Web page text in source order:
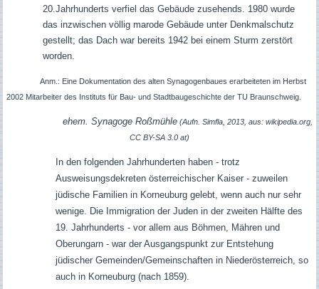
20.Jahrhunderts verfiel das Gebäude zusehends. 1980 wurde
das inzwischen völlig marode Gebäude unter Denkmalschutz
gestellt; das Dach war bereits 1942 bei einem Sturm zerstört
worden.
Anm.: Eine Dokumentation des alten Synagogenbaues erarbeiteten im Herbst
2002 Mitarbeiter des Instituts für Bau- und Stadtbaugeschichte der TU Braunschweig.
ehem. Synagoge Roßmühle(Aufn. Simfla, 2013, aus: wikipedia.org,
CC BY-SA 3.0 at)
In den folgenden Jahrhunderten haben - trotz
Ausweisungsdekreten österreichischer Kaiser - zuweilen
jüdische Familien in Korneuburg gelebt, wenn auch nur sehr
wenige. Die Immigration der Juden in der zweiten Hälfte des
19. Jahrhunderts - vor allem aus Böhmen, Mähren und
Oberungarn - war der Ausgangspunkt zur Entstehung
jüdischer Gemeinden/Gemeinschaften in Niederösterreich, so
auch in Korneuburg (nach 1859).